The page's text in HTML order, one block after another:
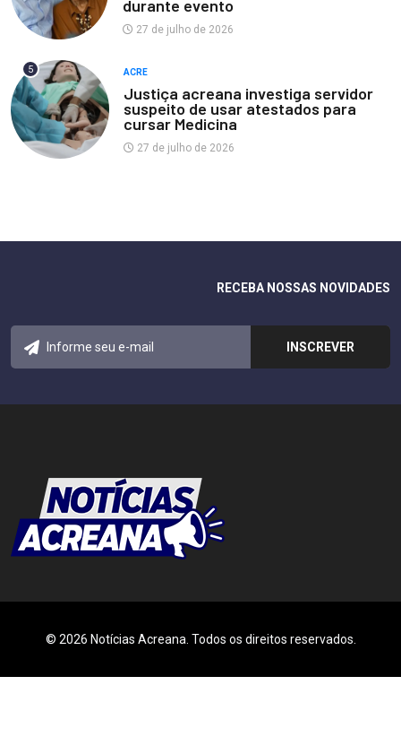
durante evento
27 de julho de 2026
5 ACRE
Justiça acreana investiga servidor
suspeito de usar atestados para
cursar Medicina
27 de julho de 2026
RECEBA NOSSAS NOVIDADES
© 2026 Notícias Acreana. Todos os direitos reservados.